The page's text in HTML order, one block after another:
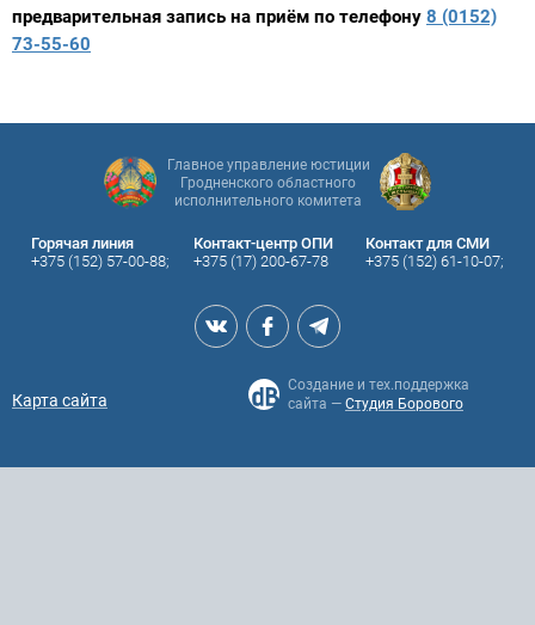
предварительная запись на приём по телефону 8 (0152)
73-55-60
Главное управление юстиции
Гродненского областного
исполнительного комитета
Горячая линия
+375 (152) 57-00-88;
Контакт-центр ОПИ
+375 (17) 200-67-78
Контакт для СМИ
+375 (152) 61-10-07;
Карта сайта
Создание и тех.поддержка
сайта — Студия Борового